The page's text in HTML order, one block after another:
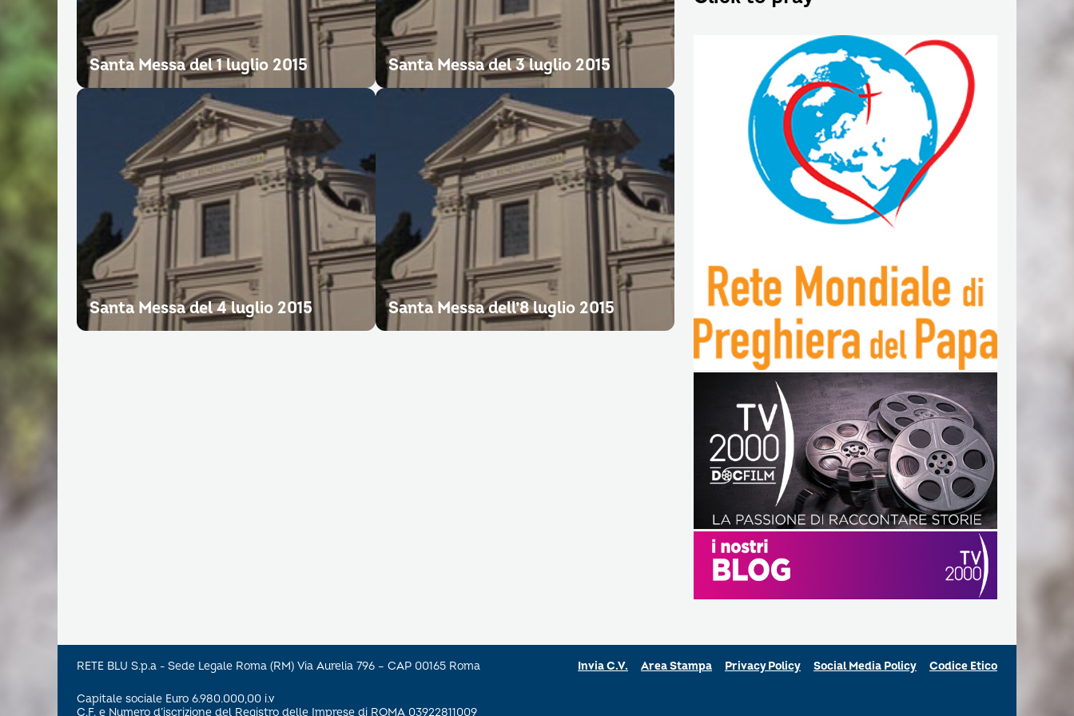
Santa Messa del 1 luglio 2015 Santa Messa del 3 luglio 2015
Santa Messa del 4 luglio 2015 Santa Messa dell’8 luglio 2015
RETE BLU S.p.a - Sede Legale Roma (RM) Via Aurelia 796 – CAP 00165 Roma
Capitale sociale Euro 6.980.000,00 i.v
C.F. e Numero d’iscrizione del Registro delle Imprese di ROMA 03922811009
Invia C.V. Area Stampa Privacy Policy Social Media Policy Codice Etico